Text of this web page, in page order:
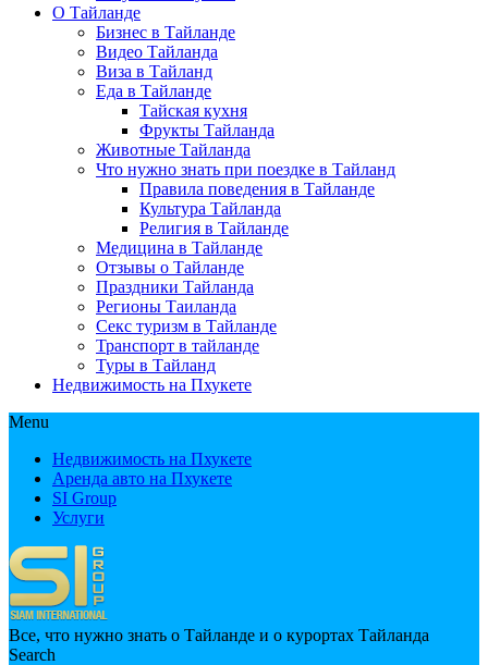
О Тайланде
Бизнес в Тайланде
Видео Тайланда
Виза в Тайланд
Еда в Тайланде
Тайская кухня
Фрукты Тайланда
Животные Тайланда
Что нужно знать при поездке в Тайланд
Правила поведения в Тайланде
Культура Тайланда
Религия в Тайланде
Медицина в Тайланде
Отзывы о Тайланде
Праздники Тайланда
Регионы Таиланда
Секс туризм в Тайланде
Транспорт в тайланде
Туры в Тайланд
Недвижимость на Пхукете
Menu
Недвижимость на Пхукете
Аренда авто на Пхукете
SI Group
Услуги
Все, что нужно знать о Тайланде и о курортах Тайланда
Search